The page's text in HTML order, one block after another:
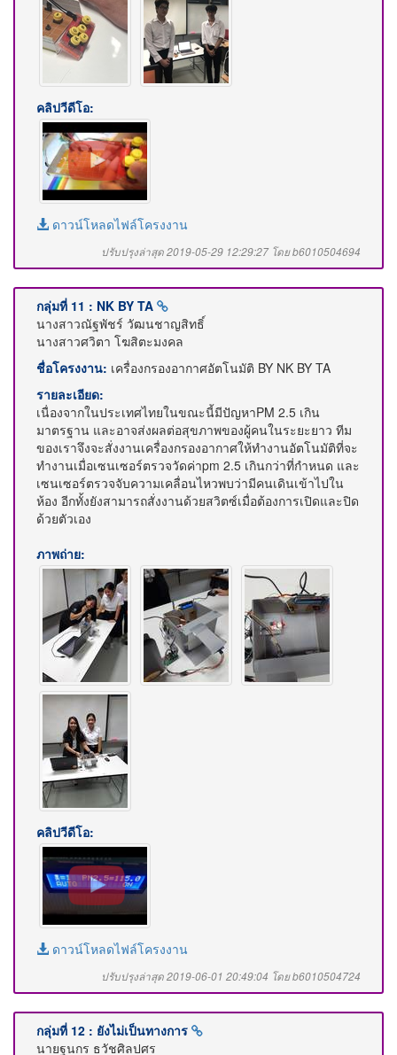
คลิปวีดีโอ:
ดาวน์โหลดไฟล์โครงงาน
ปรับปรุงล่าสุด 2019-05-29 12:29:27 โดย b6010504694
กลุ่มที่ 11 : NK BY TA
นางสาวณัฐพัชร์ วัฒนชาญสิทธิ์
นางสาวศวิตา โฆสิตะมงคล
ชื่อโครงงาน: เครื่องกรองอากาศอัตโนมัติ BY NK BY TA
รายละเอียด:
เนื่องจากในประเทศไทยในขณะนี้มีปัญหาPM 2.5 เกิน
มาตรฐาน และอาจส่งผลต่อสุขภาพของผู้คนในระยะยาว ทีม
ของเราจึงจะสั่งงานเครื่องกรองอากาศให้ทำงานอัตโนมัติที่จะ
ทำงานเมื่อเซนเซอร์ตรวจวัดค่าpm 2.5 เกินกว่าที่กำหนด และ
เซนเซอร์ตรวจจับความเคลื่อนไหวพบว่ามีคนเดินเข้าไปใน
ห้อง อีกทั้งยังสามารถสั่งงานด้วยสวิตซ์เมื่อต้องการเปิดและปิด
ด้วยตัวเอง
ภาพถ่าย:
คลิปวีดีโอ:
ดาวน์โหลดไฟล์โครงงาน
ปรับปรุงล่าสุด 2019-06-01 20:49:04 โดย b6010504724
กลุ่มที่ 12 : ยังไม่เป็นทางการ
นายฐนกร ธวัชศิลปศร